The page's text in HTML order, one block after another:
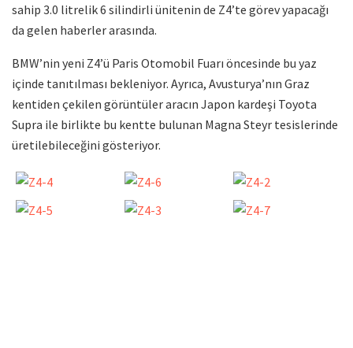
sahip 3.0 litrelik 6 silindirli ünitenin de Z4’te görev yapacağı
da gelen haberler arasında.
BMW’nin yeni Z4’ü Paris Otomobil Fuarı öncesinde bu yaz
içinde tanıtılması bekleniyor. Ayrıca, Avusturya’nın Graz
kentiden çekilen görüntüler aracın Japon kardeşi Toyota
Supra ile birlikte bu kentte bulunan Magna Steyr tesislerinde
üretilebileceğini gösteriyor.